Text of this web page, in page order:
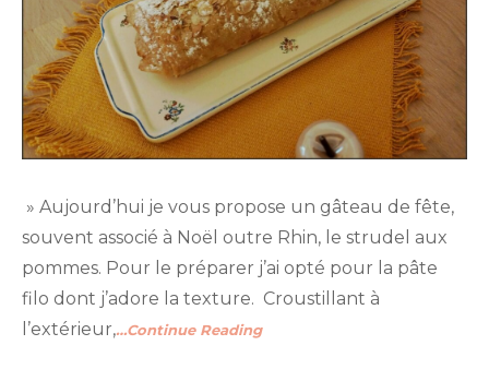
» Aujourd’hui je vous propose un gâteau de fête,
souvent associé à Noël outre Rhin, le strudel aux
pommes. Pour le préparer j’ai opté pour la pâte
filo dont j’adore la texture. Croustillant à
l’extérieur,…Continue Reading